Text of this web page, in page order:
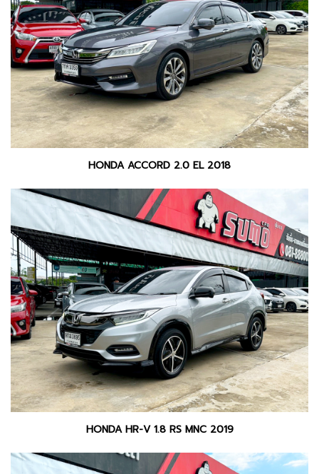
HONDA ACCORD 2.0 EL 2018
HONDA HR-V 1.8 RS MNC 2019